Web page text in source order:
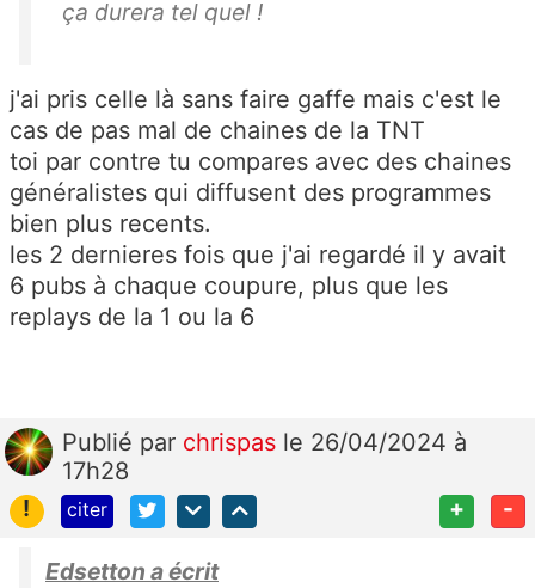
ça durera tel quel !
j'ai pris celle là sans faire gaffe mais c'est le
cas de pas mal de chaines de la TNT
toi par contre tu compares avec des chaines
généralistes qui diffusent des programmes
bien plus recents.
les 2 dernieres fois que j'ai regardé il y avait
6 pubs à chaque coupure, plus que les
replays de la 1 ou la 6
Publié par chrispas le 26/04/2024 à
17h28
!
citer + -
Edsetton a écrit